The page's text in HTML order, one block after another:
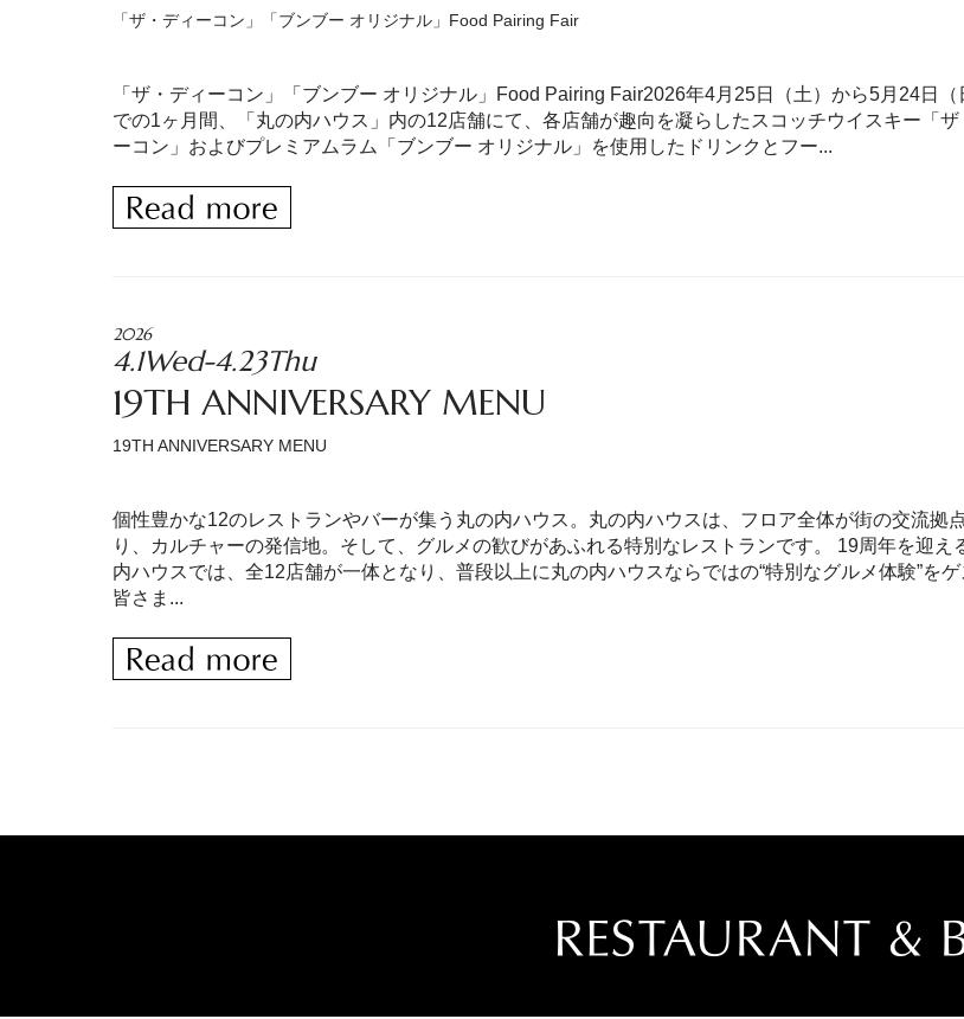
「ザ・ディーコン」「ブンブー オリジナル」Food Pairing Fair
「ザ・ディーコン」「ブンブー オリジナル」Food Pairing Fair2026年4月25日（土）から5月24日（
での1ヶ月間、「丸の内ハウス」内の12店舗にて、各店舗が趣向を凝らしたスコッチウイスキー「ザ
ーコン」およびプレミアムラム「ブンブー オリジナル」を使用したドリンクとフー...
2026
4.1Wed-4.23Thu
19TH ANNIVERSARY MENU
19TH ANNIVERSARY MENU
個性豊かな12のレストランやバーが集う丸の内ハウス。丸の内ハウスは、フロア全体が街の交流拠
り、カルチャーの発信地。そして、グルメの歓びがあふれる特別なレストランです。 19周年を迎え
内ハウスでは、全12店舗が一体となり、普段以上に丸の内ハウスならではの“特別なグルメ体験”を
皆さま...